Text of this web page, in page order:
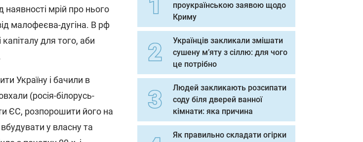
наявності мрій про нього
малофеєва-дугіна. В рф
капіталу для того, аби
Україну і бачили в
(росія-білорусь-
ЄС, розпорошити його на
у власну та
проукраїнською заявою щодо
Криму
Українців закликали змішати
сушену м’яту з сіллю: для чого
це потрібно
Людей закликають розсипати
соду біля дверей ванної
кімнати: яка причина
Як правильно складати огірки